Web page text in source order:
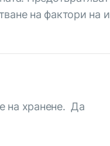
на фактори на
на хранене. Да